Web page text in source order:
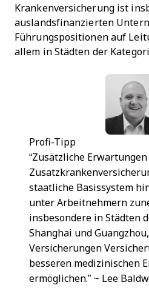
Krankenversicherung ist
auslandsfinanzierten
Führungspositionen auf
allem in Städten der
Profi-Tipp
“Zusätzliche
staatliche Basissystem
unter Arbeitnehmern
insbesondere in Städten
Shanghai und
Versicherungen
besseren medizinischen
ermöglichen.” ~ Lee